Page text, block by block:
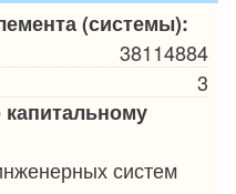
(системы):
38114884
3
систем